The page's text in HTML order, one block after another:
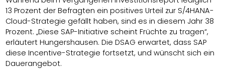
13 Prozent der Befragten ein positives Urteil zur S/4HANA-
Cloud-Strategie gefällt haben, sind es in diesem Jahr 38
Prozent. „Diese SAP-Initiative scheint Früchte zu tragen“,
erläutert Hungershausen. Die DSAG erwartet, dass SAP
diese Incentive-Strategie fortsetzt, und wünscht sich ein
Dauerangebot.